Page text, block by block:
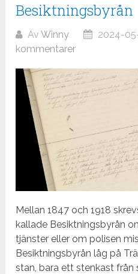
Besiktningsbyrån
AvWinny 2024-
kommentarer
Mellan 1847 och 1918
kallade Besiktningsbyrån
tjänster eller om polisen
Besiktningsbyrån låg på
stan, bara ett stenkast från